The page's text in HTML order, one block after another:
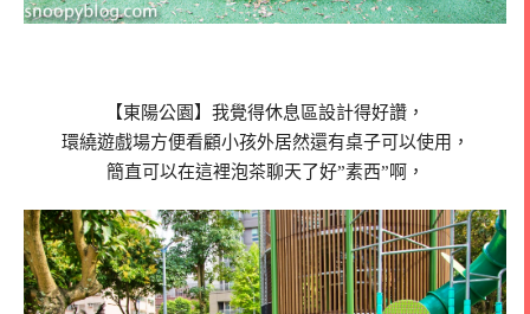
【東陽公園】我覺得休息區設計得好讚，
環繞遊戲場方便看顧小孩外居然還有桌子可以使用，
簡直可以在這裡泡茶聊天了好”素西”啊，